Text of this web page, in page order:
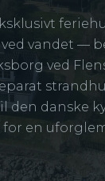
vandet —
ved
den danske
for en